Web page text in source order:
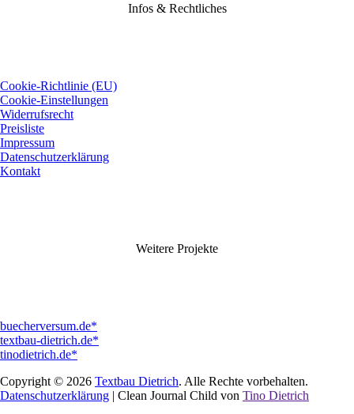
Infos & Rechtliches
Cookie-Richtlinie (EU)
Cookie-Einstellungen
Widerrufsrecht
Preisliste
Impressum
Datenschutzerklärung
Kontakt
Weitere Projekte
buecherversum.de*
textbau-dietrich.de*
tinodietrich.de*
Copyright © 2026 Textbau Dietrich. Alle Rechte vorbehalten.
Datenschutzerklärung | Clean Journal Child von Tino Dietrich